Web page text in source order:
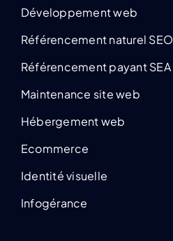
Développement web
Référencement naturel SEO
Référencement payant SEA
Maintenance site web
Hébergement web
Ecommerce
Identité visuelle
Infogérance